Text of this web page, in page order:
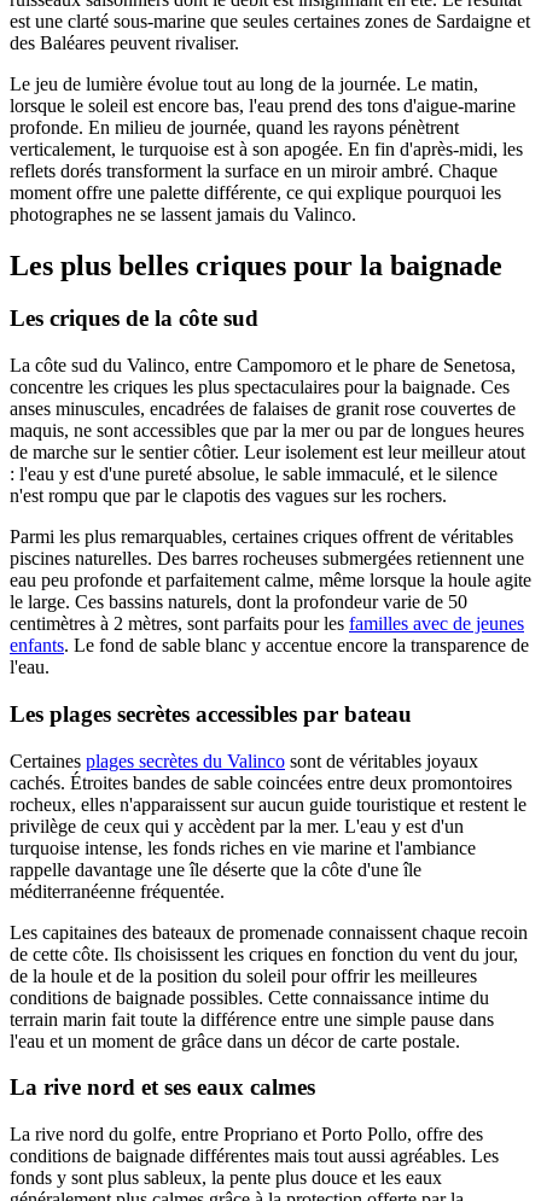
est une clarté sous-marine que seules certaines zones de Sardaigne et
des Baléares peuvent rivaliser.
Le jeu de lumière évolue tout au long de la journée. Le matin,
lorsque le soleil est encore bas, l'eau prend des tons d'aigue-marine
profonde. En milieu de journée, quand les rayons pénètrent
verticalement, le turquoise est à son apogée. En fin d'après-midi, les
reflets dorés transforment la surface en un miroir ambré. Chaque
moment offre une palette différente, ce qui explique pourquoi les
photographes ne se lassent jamais du Valinco.
Les plus belles criques pour la baignade
Les criques de la côte sud
La côte sud du Valinco, entre Campomoro et le phare de Senetosa,
concentre les criques les plus spectaculaires pour la baignade. Ces
anses minuscules, encadrées de falaises de granit rose couvertes de
maquis, ne sont accessibles que par la mer ou par de longues heures
de marche sur le sentier côtier. Leur isolement est leur meilleur atout
: l'eau y est d'une pureté absolue, le sable immaculé, et le silence
n'est rompu que par le clapotis des vagues sur les rochers.
Parmi les plus remarquables, certaines criques offrent de véritables
piscines naturelles. Des barres rocheuses submergées retiennent une
eau peu profonde et parfaitement calme, même lorsque la houle agite
le large. Ces bassins naturels, dont la profondeur varie de 50
centimètres à 2 mètres, sont parfaits pour les familles avec de jeunes
enfants. Le fond de sable blanc y accentue encore la transparence de
l'eau.
Les plages secrètes accessibles par bateau
Certaines plages secrètes du Valinco sont de véritables joyaux
cachés. Étroites bandes de sable coincées entre deux promontoires
rocheux, elles n'apparaissent sur aucun guide touristique et restent le
privilège de ceux qui y accèdent par la mer. L'eau y est d'un
turquoise intense, les fonds riches en vie marine et l'ambiance
rappelle davantage une île déserte que la côte d'une île
méditerranéenne fréquentée.
Les capitaines des bateaux de promenade connaissent chaque recoin
de cette côte. Ils choisissent les criques en fonction du vent du jour,
de la houle et de la position du soleil pour offrir les meilleures
conditions de baignade possibles. Cette connaissance intime du
terrain marin fait toute la différence entre une simple pause dans
l'eau et un moment de grâce dans un décor de carte postale.
La rive nord et ses eaux calmes
La rive nord du golfe, entre Propriano et Porto Pollo, offre des
conditions de baignade différentes mais tout aussi agréables. Les
fonds y sont plus sableux, la pente plus douce et les eaux